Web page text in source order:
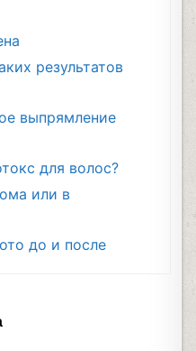
результатов
выпрямление
для волос?
или в
до и после